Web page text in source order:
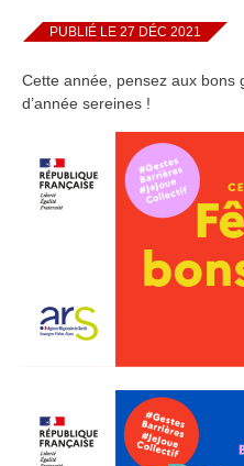
PUBLIÉ LE 27 DÉC 2021
Cette année, pensez aux bons
d’année sereines !